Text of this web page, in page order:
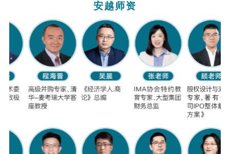
安越师资